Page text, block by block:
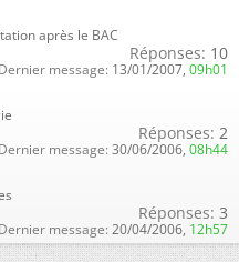
après le BAC
Réponses: 10
Dernier message: 13/01/2007, 09h01
Réponses: 2
Dernier message: 30/06/2006, 08h44
Réponses: 3
Dernier message: 20/04/2006, 12h57